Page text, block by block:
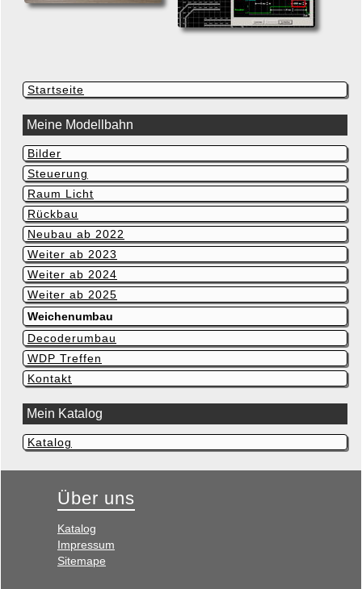
Navigation
überspringen
Startseite
Meine Modellbahn
Navigation
überspringen
Bilder
Steuerung
Raum Licht
Rückbau
Neubau ab 2022
Weiter ab 2023
Weiter ab 2024
Weiter ab 2025
Weichenumbau
Decoderumbau
WDP Treffen
Kontakt
Mein Katalog
Navigation
Katalog
Über uns
Navigation
überspringen
Katalog
Impressum
Sitemape